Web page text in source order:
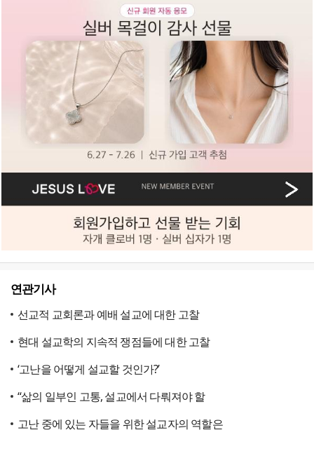
연관기사
선교적 교회론과 예배 설교에 대한 고찰
현대 설교학의 지속적 쟁점들에 대한 고찰
‘고난을 어떻게 설교할 것인가?’
“삶의 일부인 고통, 설교에서 다뤄져야 할
고난 중에 있는 자들을 위한 설교자의 역할은